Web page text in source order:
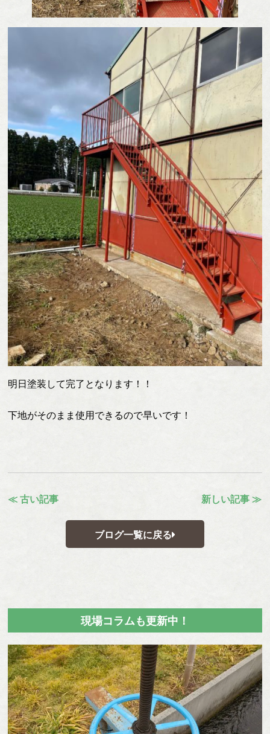
明日塗装して完了となります！！
下地がそのまま使用できるので早いです！
≪ 古い記事 新しい記事 ≫
ブログ一覧に戻る
現場コラムも更新中！